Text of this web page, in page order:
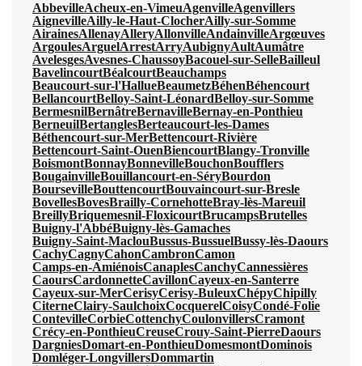
AbbevilleAcheux-en-VimeuAgenvilleAgenvillers
AignevilleAilly-le-Haut-ClocherAilly-sur-Somme
AirainesAllenayAlleryAllonvilleAndainvilleArgœuves
ArgoulesArguelArrestArryAubignyAultAumâtre
AvelesgesAvesnes-ChaussoyBacouel-sur-SelleBailleul
BavelincourtBéalcourtBeauchamps
Beaucourt-sur-l'HallueBeaumetzBéhenBéhencourt
BellancourtBelloy-Saint-LéonardBelloy-sur-Somme
BermesnilBernâtreBernavilleBernay-en-Ponthieu
BerneuilBertanglesBerteaucourt-les-Dames
Béthencourt-sur-MerBettencourt-Rivière
Bettencourt-Saint-OuenBiencourtBlangy-Tronville
BoismontBonnayBonnevilleBouchonBoufflers
BougainvilleBouillancourt-en-SéryBourdon
BoursevilleBouttencourtBouvaincourt-sur-Bresle
BovellesBovesBrailly-CornehotteBray-lès-Mareuil
BreillyBriquemesnil-FloxicourtBrucampsBrutelles
Buigny-l'AbbéBuigny-lès-Gamaches
Buigny-Saint-MaclouBussus-BussuelBussy-lès-Daours
CachyCagnyCahonCambronCamon
Camps-en-AmiénoisCanaplesCanchyCannessières
CaoursCardonnetteCavillonCayeux-en-Santerre
Cayeux-sur-MerCerisyCerisy-BuleuxChépyChipilly
CiterneClairy-SaulchoixCocquerelCoisyCondé-Folie
ContevilleCorbieCottenchyCoulonvillersCramont
Crécy-en-PonthieuCreuseCrouy-Saint-PierreDaours
DargniesDomart-en-PonthieuDomesmontDominois
Domléger-LongvillersDommartin